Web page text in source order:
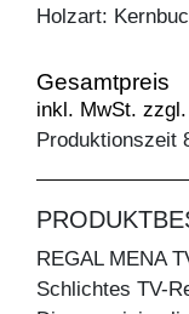
Holzart:
Gesamtpreis
inkl. MwSt.
Produktionszeit
REGAL MENA
Schlichtes TV-